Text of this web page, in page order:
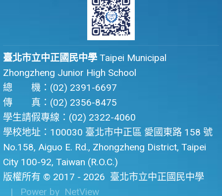
臺北市立中正國民中學 Taipei Municipal
Zhongzheng Junior High School
總 機：(02) 2391-6697
傳 真：(02) 2356-8475
學生請假專線：(02) 2322-4060
學校地址：100030 臺北市中正區 愛國東路 158 號
No.158, Aiguo E. Rd., Zhongzheng District, Taipei
City 100-92, Taiwan (R.O.C.)
版權所有 © 2017 - 2026 臺北市立中正國民中學
| Power by NetView